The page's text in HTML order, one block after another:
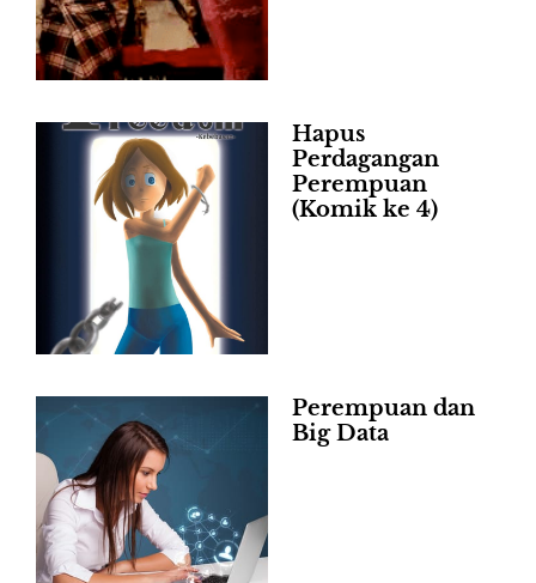
Hapus
Perdagangan
Perempuan
(Komik ke 4)
Perempuan dan
Big Data